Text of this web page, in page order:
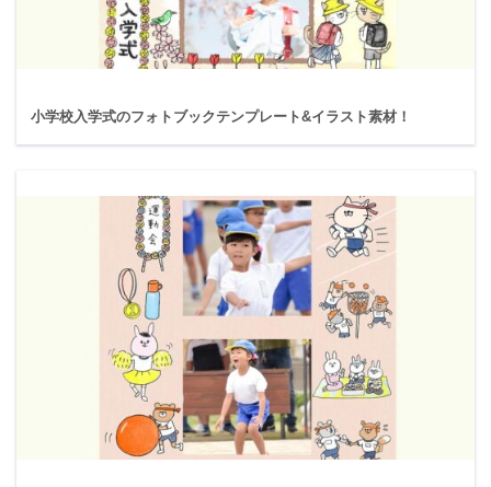
小学校入学式のフォトブックテンプレート&イラスト素材！